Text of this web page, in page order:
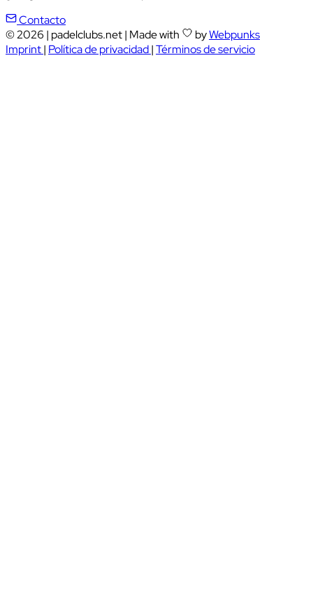
Contacto
© 2026 | padelclubs.net| Made with byWebpunks
Imprint| Política de privacidad|Términos de servicio